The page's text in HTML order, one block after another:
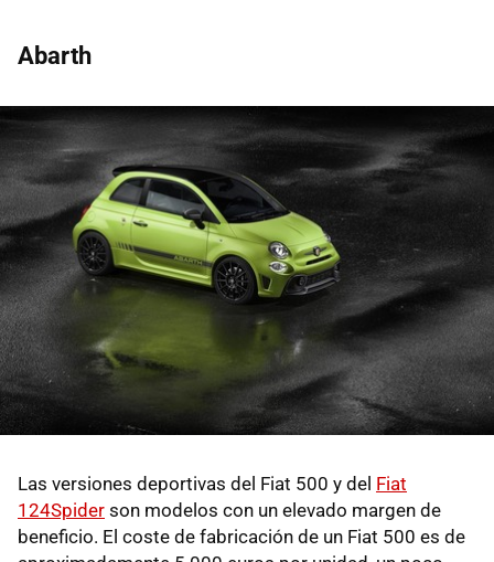
Abarth
Las versiones deportivas del Fiat 500 y del Fiat
124Spider son modelos con un elevado margen de
beneficio. El coste de fabricación de un Fiat 500 es de